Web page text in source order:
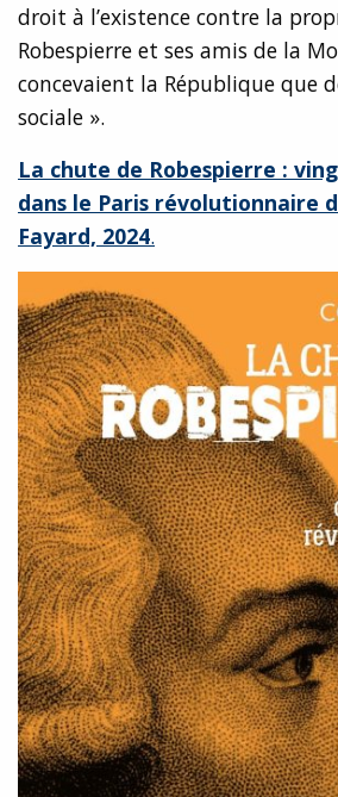
droit à l’existence contre la
Robespierre et ses amis de la
concevaient la République que
sociale ».
La chute de Robespierre :
dans le Paris révolutionnaire
Fayard, 2024.